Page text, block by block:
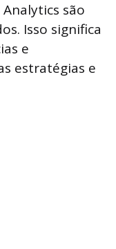
são
Isso significa
e
estratégias e